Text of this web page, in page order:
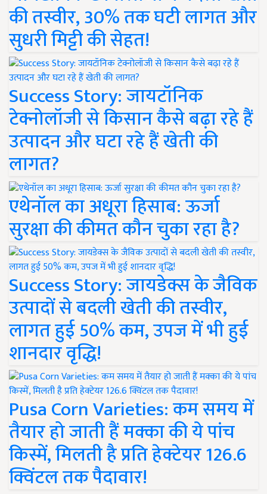
की तस्वीर, 30% तक घटी लागत और
सुधरी मिट्टी की सेहत!
Success Story: जायटॉनिक
टेक्नोलॉजी से किसान कैसे बढ़ा रहे हैं
उत्पादन और घटा रहे हैं खेती की
लागत?
एथेनॉल का अधूरा हिसाब: ऊर्जा
सुरक्षा की कीमत कौन चुका रहा है?
Success Story: जायडेक्स के जैविक
उत्पादों से बदली खेती की तस्वीर,
लागत हुई 50% कम, उपज में भी हुई
शानदार वृद्धि!
Pusa Corn Varieties: कम समय में
तैयार हो जाती हैं मक्का की ये पांच
किस्में, मिलती है प्रति हेक्टेयर 126.6
क्विंटल तक पैदावार!